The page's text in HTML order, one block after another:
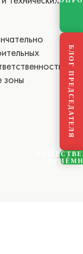
зоны
БЛОГ ПРЕДСЕДАТЕЛЯ